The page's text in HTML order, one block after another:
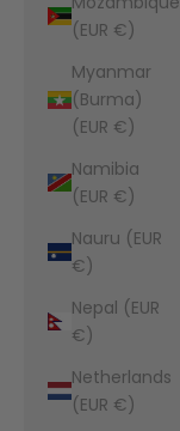
(EUR €)
Myanmar
(Burma)
(EUR €)
Namibia
(EUR €)
Nauru (EUR
€)
Nepal (EUR
€)
Netherlands
(EUR €)